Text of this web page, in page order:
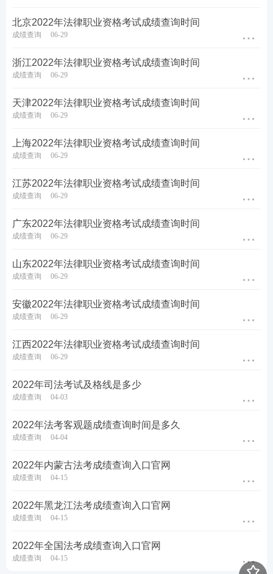
北京2022年法律职业资格考试成绩查询时间
成绩查询 06-29
浙江2022年法律职业资格考试成绩查询时间
成绩查询 06-29
天津2022年法律职业资格考试成绩查询时间
成绩查询 06-29
上海2022年法律职业资格考试成绩查询时间
成绩查询 06-29
江苏2022年法律职业资格考试成绩查询时间
成绩查询 06-29
广东2022年法律职业资格考试成绩查询时间
成绩查询 06-29
山东2022年法律职业资格考试成绩查询时间
成绩查询 06-29
安徽2022年法律职业资格考试成绩查询时间
成绩查询 06-29
江西2022年法律职业资格考试成绩查询时间
成绩查询 06-29
2022年司法考试及格线是多少
成绩查询 04-03
2022年法考客观题成绩查询时间是多久
成绩查询 04-04
2022年内蒙古法考成绩查询入口官网
成绩查询 04-15
2022年黑龙江法考成绩查询入口官网
成绩查询 04-15
2022年全国法考成绩查询入口官网
成绩查询 04-15